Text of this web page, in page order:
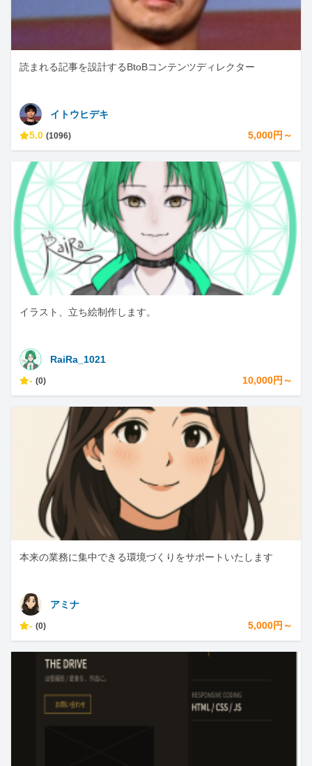
読まれる記事を設計するBtoBコンテンツディレクター
イトウヒデキ
5.0 (1096) 5,000円～
イラスト、立ち絵制作します。
RaiRa_1021
- (0) 10,000円～
本来の業務に集中できる環境づくりをサポートいたします
アミナ
- (0) 5,000円～